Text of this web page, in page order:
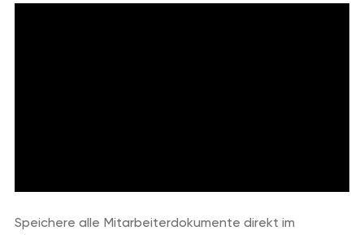
Speichere alle Mitarbeiterdokumente direkt im